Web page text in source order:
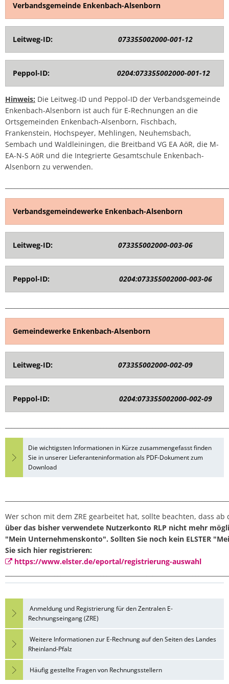
Verbandsgemeinde Enkenbach-Alsenborn
Leitweg-ID: 073355002000-001-12
Peppol-ID: 0204:073355002000-001-12
Hinweis: Die Leitweg-ID und Peppol-ID der Verbandsgemeinde
Enkenbach-Alsenborn ist auch für E-Rechnungen an die
Ortsgemeinden Enkenbach-Alsenborn, Fischbach,
Frankenstein, Hochspeyer, Mehlingen, Neuhemsbach,
Sembach und Waldleiningen, die Breitband VG EA AöR, die M-
EA-N-S AöR und die Integrierte Gesamtschule Enkenbach-
Alsenborn zu verwenden.
Verbandsgemeindewerke Enkenbach-Alsenborn
Leitweg-ID: 073355002000-003-06
Peppol-ID: 0204:073355002000-003-06
Gemeindewerke Enkenbach-Alsenborn
Leitweg-ID: 073355002000-002-09
Peppol-ID: 0204:073355002000-002-09
Die wichtigsten Informationen in Kürze zusammengefasst finden
Sie in unserer Lieferanteninformation als PDF-Dokument zum
Download
Wer schon mit dem ZRE gearbeitet hat, sollte beachten, dass ab
über das bisher verwendete Nutzerkonto RLP nicht mehr
"Mein Unternehmenskonto". Sollten Sie noch kein ELSTER
Sie sich hier registrieren:
https://www.elster.de/eportal/registrierung-auswahl
Anmeldung und Registrierung für den Zentralen E-
Rechnungseingang (ZRE)
Weitere Informationen zur E-Rechnung auf den Seiten des Landes
Rheinland-Pfalz
Häufig gestellte Fragen von Rechnungsstellern